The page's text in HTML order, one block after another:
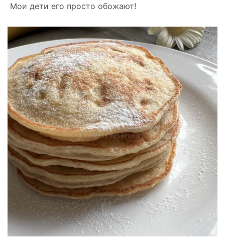
Мои дети его просто обожают!